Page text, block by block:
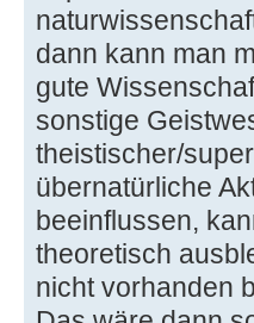
dann kann man
gute
sonstige
theistischer/
übernatürliche
beeinflussen,
theoretisch
nicht vorhanden